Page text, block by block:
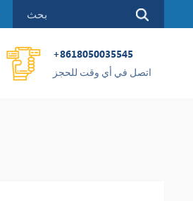
+8618050035545
اتصل في أي وقت للحجز